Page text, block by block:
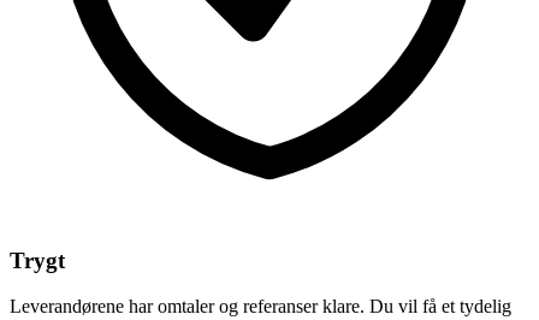
Trygt
Leverandørene har omtaler og referanser klare. Du vil få et tydelig